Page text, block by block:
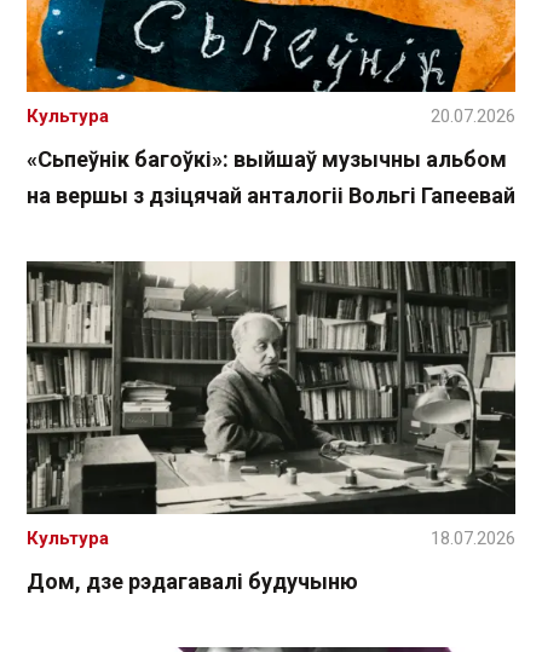
«Сьпеўнік багоўкі»: выйшаў музычны альбом
на вершы з дзіцячай анталогіі Вольгі Гапеевай
Культура 20.07.2026
Дом, дзе рэдагавалі будучыню
Культура 18.07.2026